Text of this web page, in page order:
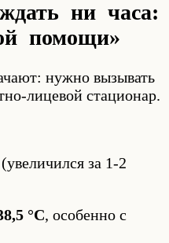
ни часа:
помощи»
нужно вызывать
лицевой стационар.
(увеличился за 1-2
°C, особенно с